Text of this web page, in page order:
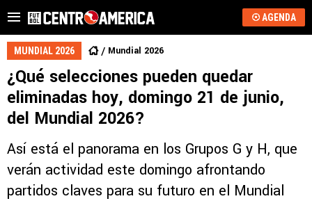
AGENDA
MUNDIAL 2026 Mundial 2026
¿Qué selecciones pueden quedar
eliminadas hoy, domingo 21 de junio,
del Mundial 2026?
Así está el panorama en los Grupos G y H, que
verán actividad este domingo afrontando
partidos claves para su futuro en el Mundial